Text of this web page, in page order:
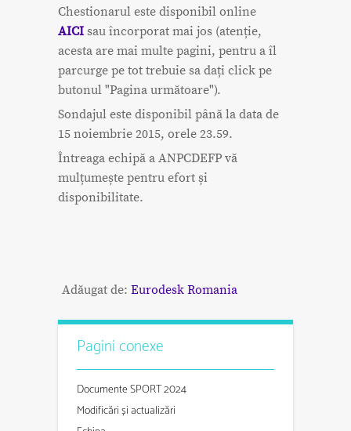
Chestionarul este disponibil online
AICI sau încorporat mai jos (atenție,
acesta are mai multe pagini, pentru a îl
parcurge pe tot trebuie sa dați click pe
butonul "Pagina următoare").
Sondajul este disponibil până la data de
15 noiembrie 2015, orele 23.59.
Întreaga echipă a ANPCDEFP vă
mulțumește pentru efort și
disponibilitate.
Adăugat de: Eurodesk Romania
Pagini conexe
Documente SPORT 2024
Modificări și actualizări